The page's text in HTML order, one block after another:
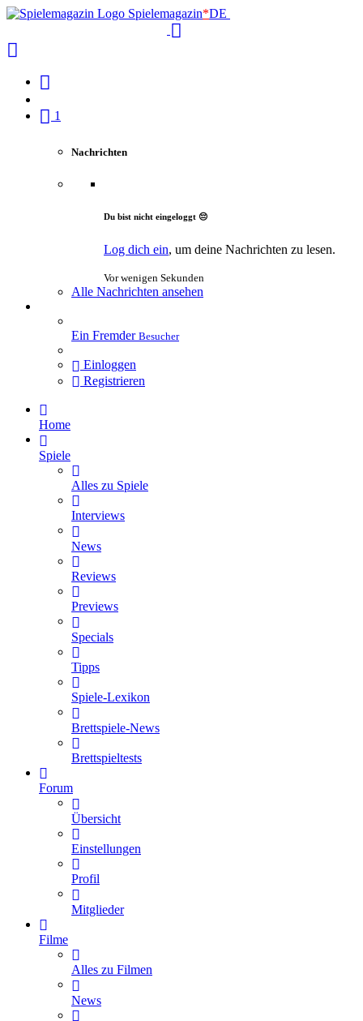
Spielemagazin*DE
1
Nachrichten
Du bist nicht eingeloggt 😔
Log dich ein, um deine Nachrichten zu lesen.
Vor wenigen Sekunden
Alle Nachrichten ansehen
Ein Fremder Besucher
Einloggen
Registrieren
Home
Spiele
Alles zu Spiele
Interviews
News
Reviews
Previews
Specials
Tipps
Spiele-Lexikon
Brettspiele-News
Brettspieltests
Forum
Übersicht
Einstellungen
Profil
Mitglieder
Filme
Alles zu Filmen
News